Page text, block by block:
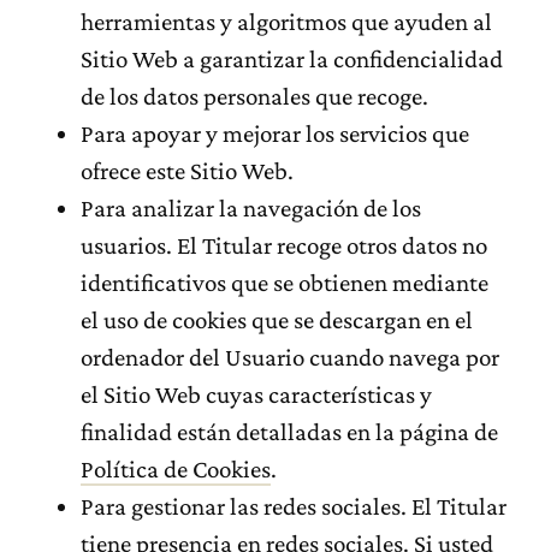
herramientas y algoritmos que ayuden al
Sitio Web a garantizar la confidencialidad
de los datos personales que recoge.
Para apoyar y mejorar los servicios que
ofrece este Sitio Web.
Para analizar la navegación de los
usuarios. El Titular recoge otros datos no
identificativos que se obtienen mediante
el uso de cookies que se descargan en el
ordenador del Usuario cuando navega por
el Sitio Web cuyas características y
finalidad están detalladas en la página de
Política de Cookies.
Para gestionar las redes sociales. El Titular
tiene presencia en redes sociales. Si usted